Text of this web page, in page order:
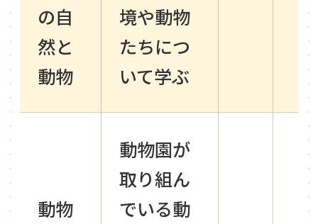
の自
然と
動物
境や動物
たちにつ
いて学ぶ
動物
動物園が
取り組ん
でいる動